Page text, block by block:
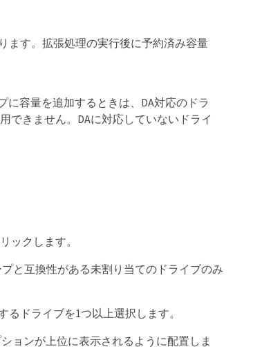
ます。拡張処理の実行後に予約済み容量
に容量を追加するときは、DA対応のドラ
できません。DAに対応していないドライ
ックします。
と互換性がある未割り当てのドライブのみ
ドライブを1つ以上選択します。
ョンが上位に表示されるように配置しま